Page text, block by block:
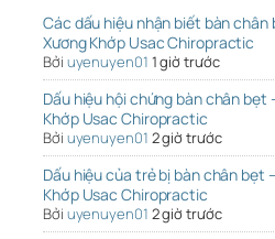
Các dấu hiệu nhận biết bàn chân
Xương Khớp Usac Chiropractic
Bởi uyenuyen01 1 giờ trước
Dấu hiệu hội chứng bàn chân bẹt
Khớp Usac Chiropractic
Bởi uyenuyen01 2 giờ trước
Dấu hiệu của trẻ bị bàn chân bẹt
Khớp Usac Chiropractic
Bởi uyenuyen01 2 giờ trước